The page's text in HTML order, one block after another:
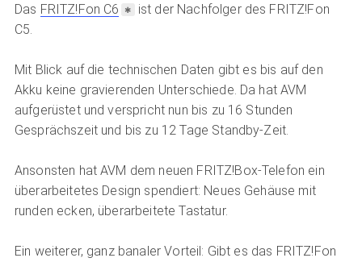
Das FRITZ!Fon C6
ist der Nachfolger des FRITZ!Fon
C5.
Mit Blick auf die technischen Daten gibt es bis auf den
Akku keine gravierenden Unterschiede. Da hat AVM
aufgerüstet und verspricht nun bis zu 16 Stunden
Gesprächszeit und bis zu 12 Tage Standby-Zeit.
Ansonsten hat AVM dem neuen FRITZ!Box-Telefon ein
überarbeitetes Design spendiert: Neues Gehäuse mit
runden ecken, überarbeitete Tastatur.
Ein weiterer, ganz banaler Vorteil: Gibt es das FRITZ!Fon